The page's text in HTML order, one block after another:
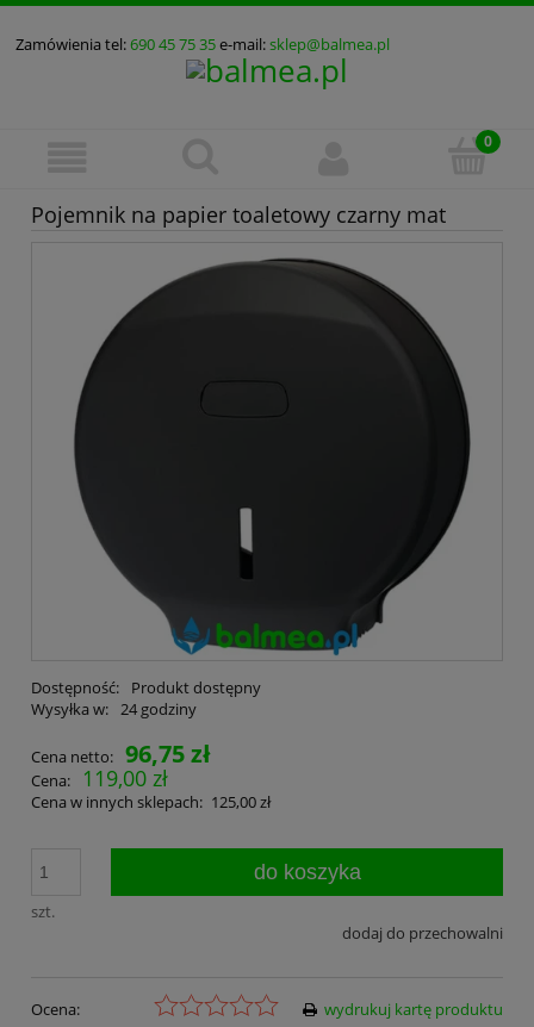
Zamówienia tel:690 45 75 35e-mail:sklep@balmea.pl
Pojemnik na papier toaletowy czarny mat
Dostępność:
Produkt dostępny
Wysyłka w: 24 godziny
Cena netto: 96,75 zł
Cena: 119,00 zł
Cena w innych sklepach: 125,00 zł
szt.
do koszyka
dodaj do przechowalni
Ocena:
wydrukuj kartę produktu